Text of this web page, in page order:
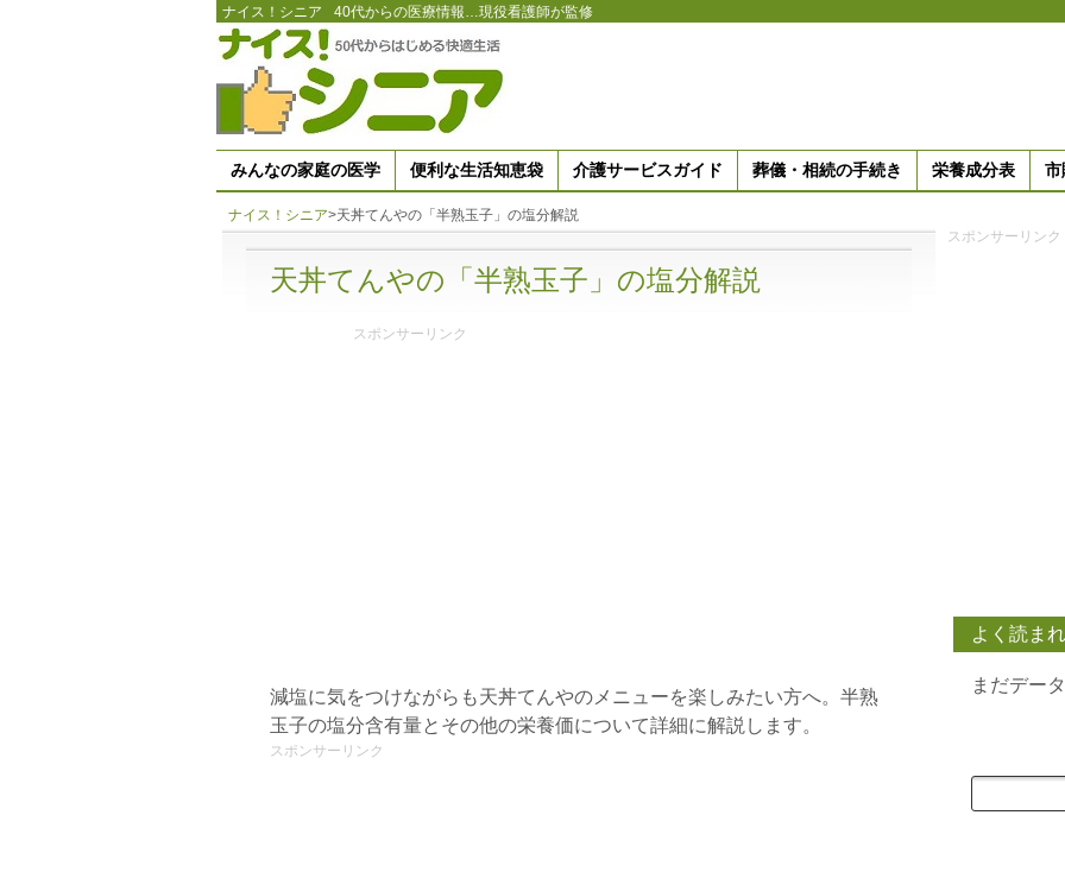
ナイス！シニア 40代からの医療情報…現役看護師が監修
みんなの家庭の医学 便利な生活知恵袋 介護サービスガイド 葬儀・相続の手続き 栄養成分表 市
ナイス！シニア>天丼てんやの「半熟玉子」の塩分解説
天丼てんやの「半熟玉子」の塩分解説
スポンサーリンク
減塩に気をつけながらも天丼てんやのメニューを楽しみたい方へ。半熟
玉子の塩分含有量とその他の栄養価について詳細に解説します。
スポンサーリンク
スポンサーリンク
よく読ま
まだデー